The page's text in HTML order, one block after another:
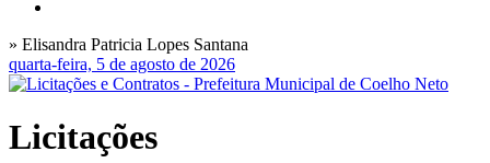
» Elisandra Patricia Lopes Santana
quarta-feira, 5 de agosto de 2026
Licitações